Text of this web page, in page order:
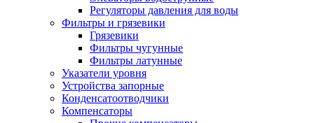
Регуляторы давления для воды
Фильтры и грязевики
Грязевики
Фильтры чугунные
Фильтры латунные
Указатели уровня
Устройства запорные
Конденсатоотводчики
Компенсаторы